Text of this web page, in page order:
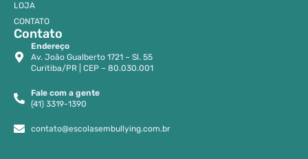
LOJA
CONTATO
Contato
Endereço
Av. João Gualberto 1721 – Sl. 55
Curitiba/PR | CEP – 80.030.001
Fale com a gente
(41) 3319-1390
contato@escolasembullying.com.br